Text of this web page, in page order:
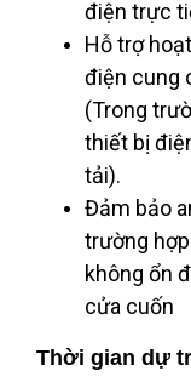
điện trực
Hỗ trợ
điện cung
(Trong
thiết bị
tải).
Đảm bảo
trường
không ổn
cửa cuốn
Thời gian dự